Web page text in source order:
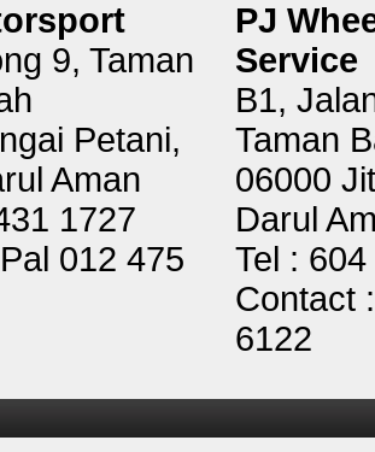
9, Taman
Petani,
Aman
1727
012 475
PJ
Service
B1,
Taman
06000
Darul
Tel :
Contact
6122